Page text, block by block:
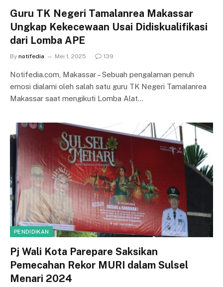
Guru TK Negeri Tamalanrea Makassar
Ungkap Kekecewaan Usai Didiskualifikasi
dari Lomba APE
By notifedia Mei 1, 2025 139
Notifedia.com, Makassar – Sebuah pengalaman penuh
emosi dialami oleh salah satu guru TK Negeri Tamalanrea
Makassar saat mengikuti Lomba Alat…
PENDIDIKAN
Pj Wali Kota Parepare Saksikan
Pemecahan Rekor MURI dalam Sulsel
Menari 2024